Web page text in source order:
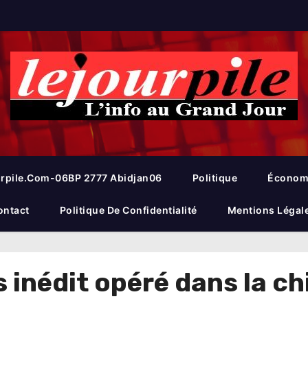
06BP 2777 Abidjan06 Politique
Politique De Confidentialité Mentions
inédit opéré dans la